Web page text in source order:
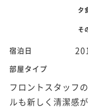
夕
そ
宿泊日
部屋タイプ
フロントスタッフ
ルも新しく清潔感